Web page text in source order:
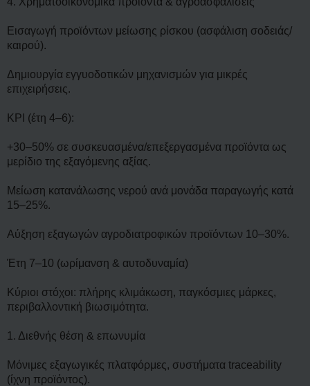
Εισαγωγή προϊόντων μείωσης ρίσκου (ασφάλιση σοδειάς/
καιρού).
Δημιουργία εγγυοδοτικών μηχανισμών για μικρές
επιχειρήσεις.
KPI (έτη 4–6):
+30–50% σε συσκευασμένα/επεξεργασμένα προϊόντα ως
μερίδιο της εξαγόμενης αξίας.
Μείωση κατανάλωσης νερού ανά μονάδα παραγωγής κατά
15–25%.
Αύξηση εξαγωγών αγροδιατροφικών προϊόντων 10–30%.
Έτη 7–10 (ωρίμανση & αυτοδυναμία)
Κύριοι στόχοι: πλήρης κλιμάκωση, παγκόσμιες μάρκες,
περιβαλλοντική βιωσιμότητα.
1. Διεθνής θέση & επωνυμία
Μόνιμες εξαγωγικές πλατφόρμες, συστήματα traceability
(ίχνη προϊόντος).